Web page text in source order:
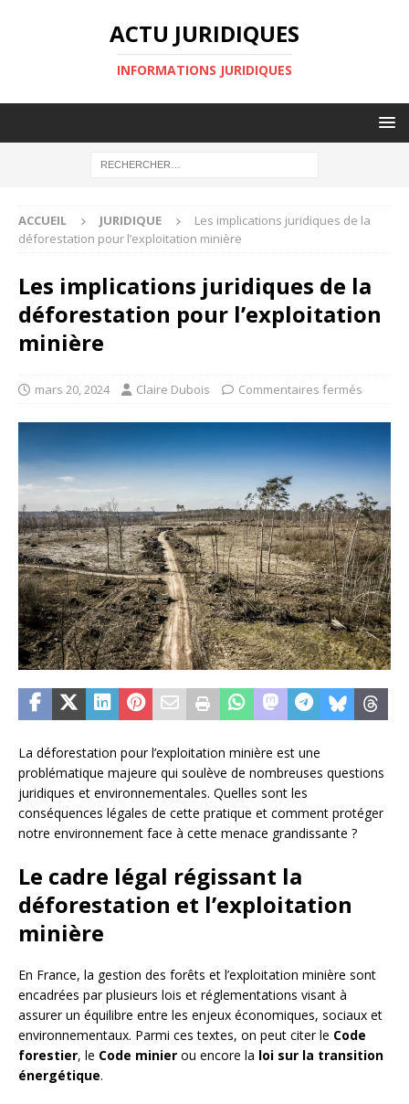
ACTU JURIDIQUES
INFORMATIONS JURIDIQUES
ACCUEIL JURIDIQUE
Les implications juridiques de la
déforestation pour l’exploitation minière
Les implications juridiques de la
déforestation pour l’exploitation
minière
mars 20, 2024 Claire Dubois Commentaires fermés
La déforestation pour l’exploitation minière est une
problématique majeure qui soulève de nombreuses questions
juridiques et environnementales. Quelles sont les
conséquences légales de cette pratique et comment protéger
notre environnement face à cette menace grandissante ?
Le cadre légal régissant la
déforestation et l’exploitation
minière
En France, la gestion des forêts et l’exploitation minière sont
encadrées par plusieurs lois et réglementations visant à
assurer un équilibre entre les enjeux économiques, sociaux et
environnementaux. Parmi ces textes, on peut citer le Code
forestier, le Code minier ou encore la loi sur la transition
énergétique.